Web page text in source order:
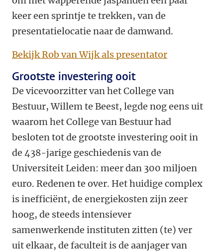
keer een sprintje te trekken, van de
presentatielocatie naar de damwand.
Bekijk Rob van Wijk als presentator
Grootste investering ooit
De vicevoorzitter van het College van
Bestuur, Willem te Beest, legde nog eens uit
waarom het College van Bestuur had
besloten tot de grootste investering ooit in
de 438-jarige geschiedenis van de
Universiteit Leiden: meer dan 300 miljoen
euro. Redenen te over. Het huidige complex
is inefficiënt, de energiekosten zijn zeer
hoog, de steeds intensiever
samenwerkende instituten zitten (te) ver
uit elkaar, de faculteit is de aanjager van